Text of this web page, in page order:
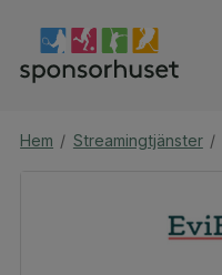
Hem / Streamingtjänster /